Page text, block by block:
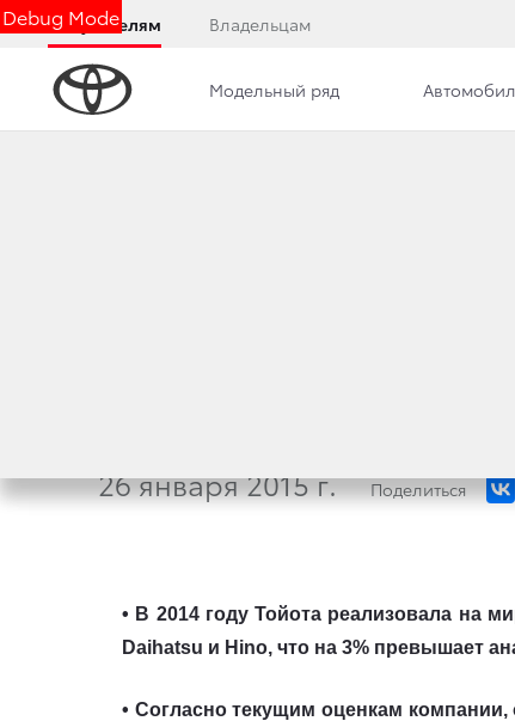
Debug Mode
Покупателям Владельцам
Модельный ряд
КОМПАНИЯ
ОБЪЯВИЛА
26 января 2015 г. Поделиться
• В 2014 году Тойота реализовала на
Daihatsu и Hino, что на 3% превышает
• Согласно текущим оценкам